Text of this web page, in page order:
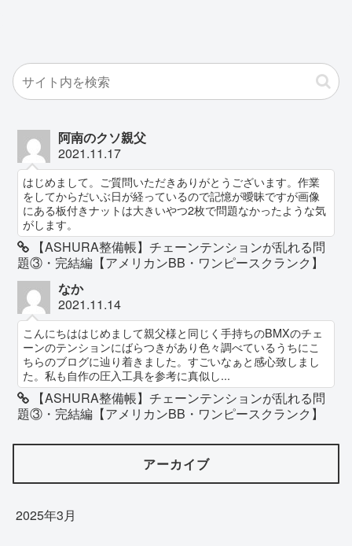
阿南のクソ親父
2021.11.17
はじめまして。ご質問いただきありがとうございます。作業
をしてからだいぶ日が経っているので記憶が曖昧ですが画像
にある板付きナットは大きいやつ2枚で問題なかったような気
がします。
【ASHURA整備帳】チェーンテンションが乱れる問
題③・完結編【アメリカンBB・ワンピースクランク】
なか
2021.11.14
こんにちははじめまして親父様と同じく手持ちのBMXのチェ
ーンのテンションにばらつきがあり色々調べているうちにこ
ちらのブログに辿り着きました。すごいなぁと感心致しまし
た。私も自作の圧入工具を参考に真似し...
【ASHURA整備帳】チェーンテンションが乱れる問
題③・完結編【アメリカンBB・ワンピースクランク】
アーカイブ
2025年3月